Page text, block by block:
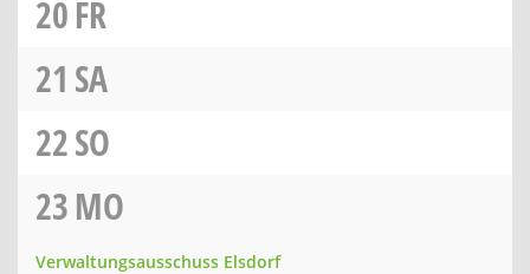
20FR
21 SA
22SO
23MO
Verwaltungsausschuss Elsdorf